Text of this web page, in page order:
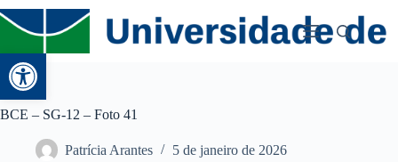
Abrir a barra de ferramentas
BCE – SG-12 – Foto 41
Patrícia Arantes 5 de janeiro de 2026